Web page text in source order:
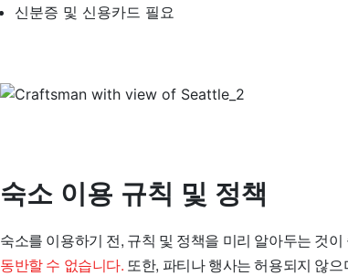
신분증 및 신용카드 필요
숙소 이용 규칙 및 정책
숙소를 이용하기 전, 규칙 및 정책을 미리 알아두는 것이
동반할 수 없습니다. 또한, 파티나 행사는 허용되지 않